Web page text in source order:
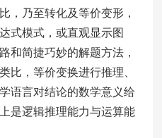
，乃至转化及等价变形，
式模式，或直观显示图
和简捷巧妙的解题方法，
比，等价变换进行推理、
语言对结论的数学意义给
是逻辑推理能力与运算能